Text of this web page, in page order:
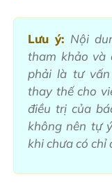
Lưu ý: Nội
tham khảo và
phải là tư
thay thế cho
điều trị của
không nên tự
khi chưa có chỉ